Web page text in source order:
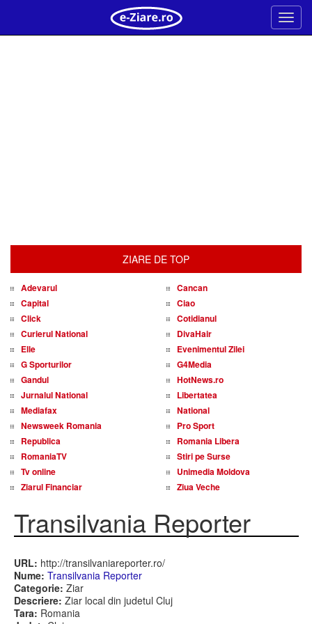
Meniu
ZIARE DE TOP
Adevarul
Cancan
Capital
Ciao
Click
Cotidianul
Curierul National
DivaHair
Elle
Evenimentul Zilei
G Sporturilor
G4Media
Gandul
HotNews.ro
Jurnalul National
Libertatea
Mediafax
National
Newsweek Romania
Pro Sport
Republica
Romania Libera
RomaniaTV
Stiri pe Surse
Tv online
Unimedia Moldova
Ziarul Financiar
Ziua Veche
Transilvania Reporter
URL: http://transilvaniareporter.ro/
Nume: Transilvania Reporter
Categorie: Ziar
Descriere: Ziar local din judetul Cluj
Tara: Romania